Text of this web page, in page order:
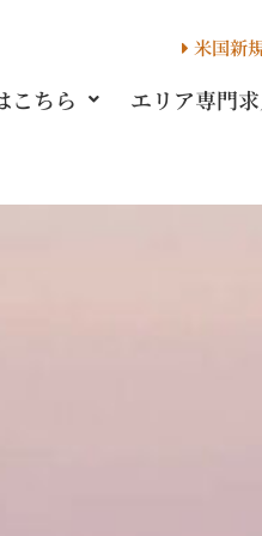
こちら エリア専門
米国新